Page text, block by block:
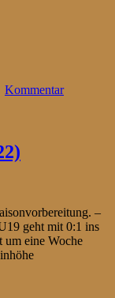
Kommentar
–
geht mit 0:1 ins
um eine Woche